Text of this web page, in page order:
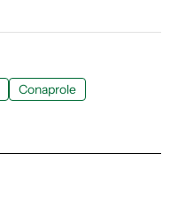
Conaprole